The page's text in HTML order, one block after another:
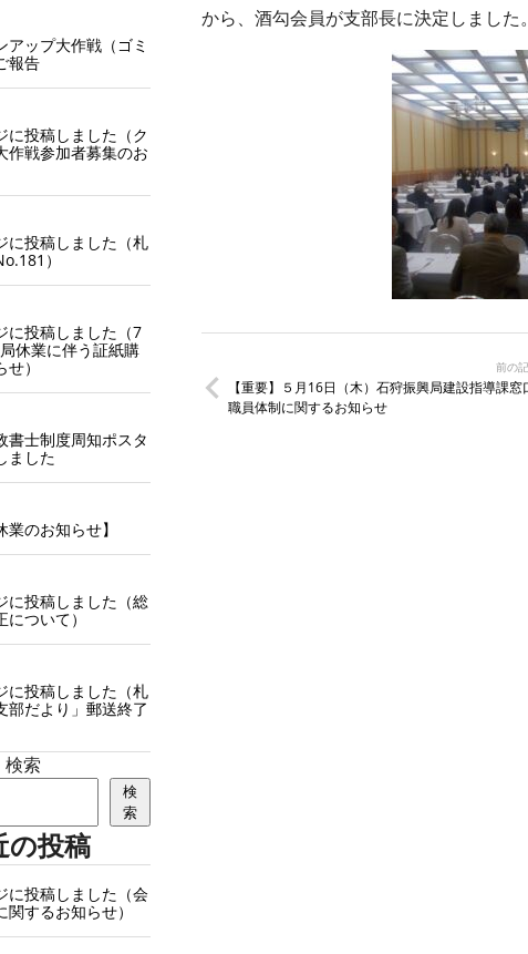
から、酒勾会員が支部長に決定しました。
前の
【重要】５月16日（木）石狩振興局建設指導課窓
職員体制に関するお知らせ
アップ大作戦（ゴミ
報告
に投稿しました（ク
作戦参加者募集のお
に投稿しました（札
）
に投稿しました（7
休業に伴う証紙購
）
書士制度周知ポスタ
ました
業のお知らせ】
に投稿しました（総
ついて）
に投稿しました（札
部だより」郵送終了
検索
検
索
の投稿
に投稿しました（会
するお知らせ）